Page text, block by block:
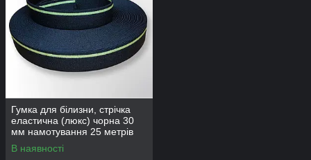
Гумка для білизни, стрічка
еластична (люкс) чорна 30
мм намотування 25 метрів
В наявності